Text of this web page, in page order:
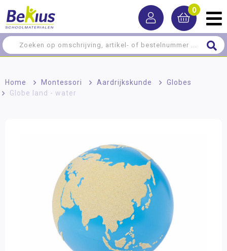
0
Home > Montessori > Aardrijkskunde > Globes
Globe land - water